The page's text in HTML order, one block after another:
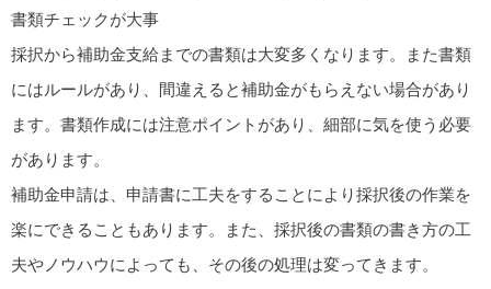
書類チェックが大事
採択から補助金支給までの書類は大変多くなります。また書類
にはルールがあり、間違えると補助金がもらえない場合があり
ます。書類作成には注意ポイントがあり、細部に気を使う必要
があります。
補助金申請は、申請書に工夫をすることにより採択後の作業を
楽にできることもあります。また、採択後の書類の書き方の工
夫やノウハウによっても、その後の処理は変ってきます。